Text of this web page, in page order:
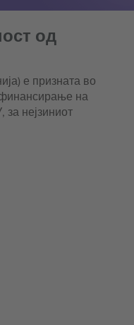
од
е призната во
на
нејзиниот